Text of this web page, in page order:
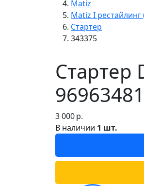
Matiz
Matiz I
Стартер
343375
Стартер
3 000р.
В наличии 1 шт.